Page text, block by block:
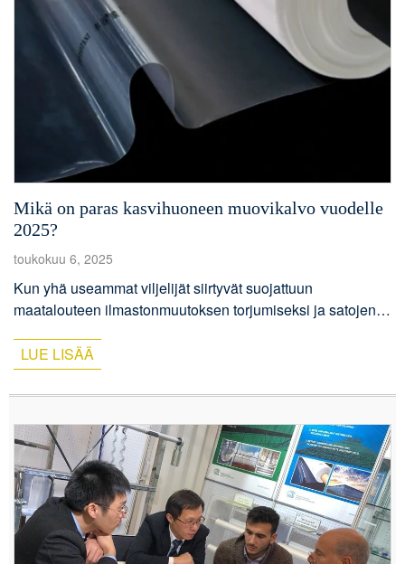
Mikä on paras kasvihuoneen muovikalvo vuodelle
2025?
toukokuu 6, 2025
Kun yhä useammat viljelijät siirtyvät suojattuun
maatalouteen ilmastonmuutoksen torjumiseksi ja satojen
välttämättömäksi vuonna 2025. Kaikki kalvot eivät
kuitenkaan ole samanlaisia. Oikean materiaalin valinnalla
voi olla suuri merkitys sadon terveydelle, kasvunopeudelle
tiedettävä uusimmista [...].
LUE LISÄÄ